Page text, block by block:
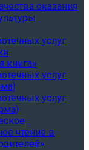
оказания
услуг
книга»
услуг
услуг
чтение в